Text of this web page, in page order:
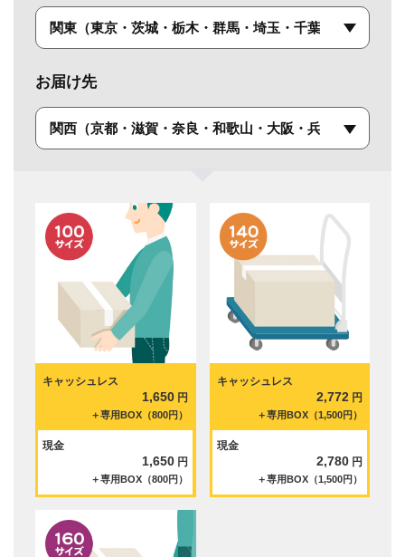
お届け先
キャッシュレス
1,650 円
＋専用BOX（800円）
現金
1,650 円
＋専用BOX（800円）
キャッシュレス
2,772 円
＋専用BOX（1,500円）
現金
2,780 円
＋専用BOX（1,500円）